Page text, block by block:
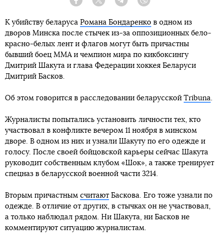
Facebook Twitter Telegram
К убийству беларуса Романа Бондаренко в одном из
дворов Минска после стычек из-за оппозиционных бело-
красно-белых лент и флагов могут быть причастны
бывший боец ММА и чемпион мира по кикбоксингу
Дмитрий Шакута и глава Федерации хоккея Беларуси
Дмитрий Басков.
Об этом говорится в расследовании беларусской Tribuna.
Журналисты попытались установить личности тех, кто
участвовал в конфликте вечером 11 ноября в минском
дворе. В одном из них и узнали Шакуту по его одежде и
голосу. После своей бойцовской карьеры сейчас Шакута
руководит собственным клубом «Шок», а также тренирует
спецназ в беларусской военной части 3214.
Вторым причастным считают Баскова. Его тоже узнали по
одежде. В отличие от других, в стычках он не участвовал,
а только наблюдал рядом. Ни Шакута, ни Басков не
комментируют ситуацию журналистам.